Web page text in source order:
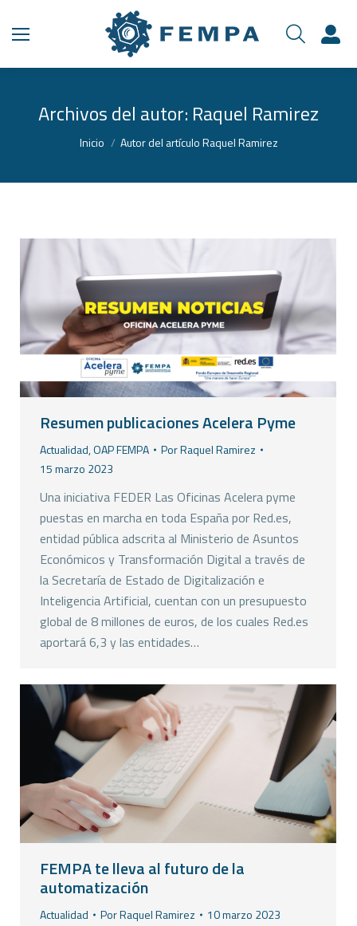
Archivos del autor: Raquel Ramirez
Estás aquí:
Inicio Autor del artículo Raquel Ramirez
Resumen publicaciones Acelera Pyme
Actualidad,OAP FEMPA PorRaquel Ramirez
15 marzo 2023
Una iniciativa FEDER Las Oficinas Acelera pyme
puestas en marcha en toda España por Red.es,
entidad pública adscrita al Ministerio de Asuntos
Económicos y Transformación Digital a través de
la Secretaría de Estado de Digitalización e
Inteligencia Artificial, cuentan con un presupuesto
global de 8 millones de euros, de los cuales Red.es
aportará 6,3 y las entidades…
FEMPA te lleva al futuro de la
automatización
Actualidad PorRaquel Ramirez 10 marzo 2023